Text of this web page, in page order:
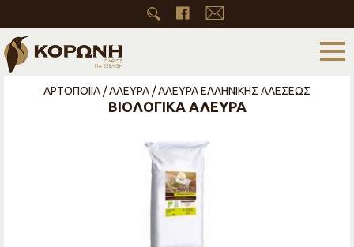
ΑΡΤΟΠΟΙΙΑ / ΑΛΕΥΡΑ / ΑΛΕΥΡΑ ΕΛΛΗΝΙΚΗΣ ΑΛΕΣΕΩΣ
ΒΙΟΛΟΓΙΚΑ ΑΛΕΥΡΑ